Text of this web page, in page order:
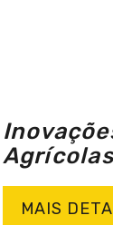
Agrícolas
MAIS